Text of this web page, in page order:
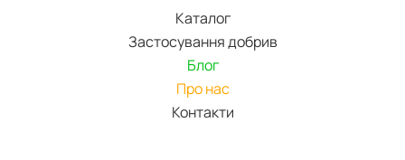
Каталог
Застосування добрив
Блог
Про нас
Контакти